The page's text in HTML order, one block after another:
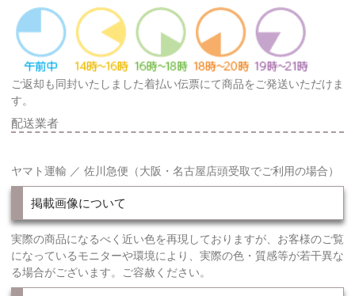
ご返却も同封いたしました着払い伝票にて商品をご発送いただけま
す。
配送業者
ヤマト運輸 ／ 佐川急便（大阪・名古屋店頭受取でご利用の場合）
掲載画像について
実際の商品になるべく近い色を再現しておりますが、お客様のご覧
になっているモニターや環境により、実際の色・質感等が若干異な
る場合がございます。ご容赦ください。